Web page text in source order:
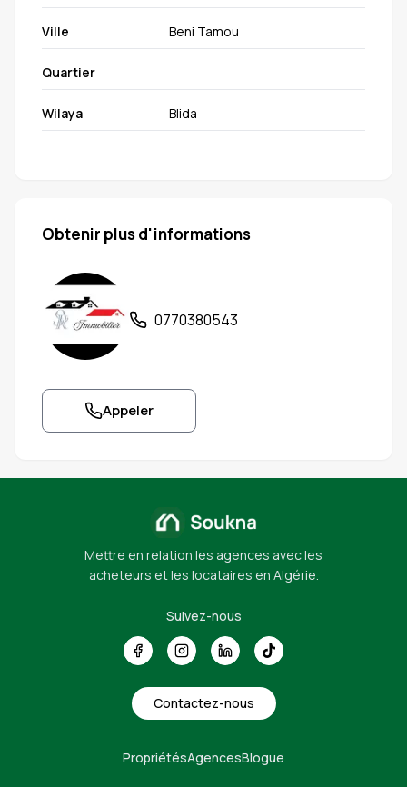
Ville Beni Tamou
Quartier
Wilaya Blida
Obtenir plus d'informations
0770380543
Appeler
Mettre en relation les agences avec les
acheteurs et les locataires en Algérie.
Suivez-nous
Contactez-nous
PropriétésAgencesBlogue